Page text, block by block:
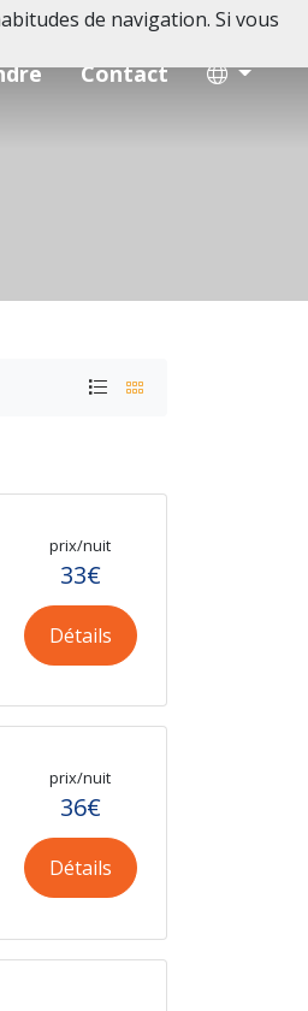
Contact
prix/nuit
33€
Détails
prix/nuit
36€
Détails
de navigation. Si vous